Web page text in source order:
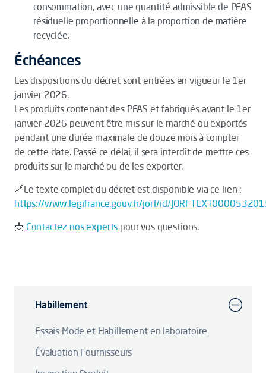
consommation, avec une quantité admissible de PFAS
résiduelle proportionnelle à la proportion de matière
recyclée.
Échéances
Les dispositions du décret sont entrées en vigueur le 1er
janvier 2026.
Les produits contenant des PFAS et fabriqués avant le 1er
janvier 2026 peuvent être mis sur le marché ou exportés
pendant une durée maximale de douze mois à compter
de cette date. Passé ce délai, il sera interdit de mettre ces
produits sur le marché ou de les exporter.
🔗Le texte complet du décret est disponible via ce lien :
https://www.legifrance.gouv.fr/jorf/id/
📩 Contactez nos experts pour vos questions.
Habillement
Essais Mode et Habillement en laboratoire
Évaluation Fournisseurs